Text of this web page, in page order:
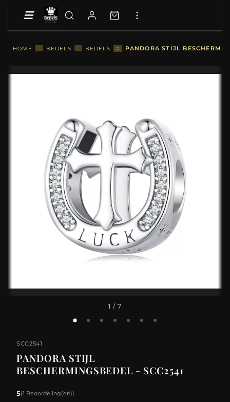
HOME :: BEDELS :: BEDELS :: PANDORA STIJL
1 / 7
SCC2541
PANDORA STIJL
BESCHERMINGSBEDEL - SCC2541
5(1 Beoordeling(en))